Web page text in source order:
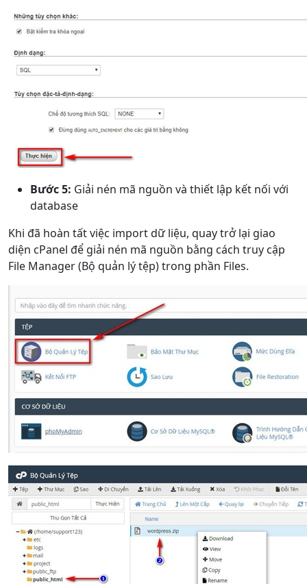
Bước 5: Giải nén mã nguồn và thiết lập kết nối với
database
Khi đã hoàn tất việc import dữ liệu, quay trở lại giao
diện cPanel để giải nén mã nguồn bằng cách truy cập
File Manager (Bộ quản lý tệp) trong phần Files.